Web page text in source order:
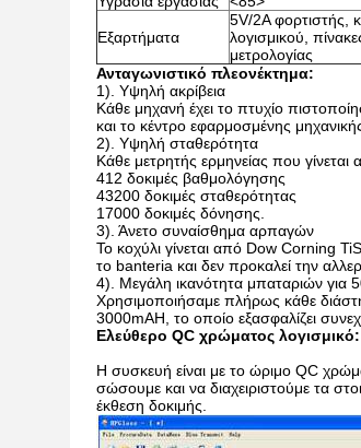
Εξαρτήματα
5V/2A φορτιστής,
λογισμικού,
μετρολογίας
Ανταγωνιστικό πλεονέκτημα:
1). Υψηλή ακρίβεια
Κάθε μηχανή έχει το πτυχίο
και το κέντρο εφαρμοσμένης
2). Υψηλή σταθερότητα
Κάθε μετρητής ερμηνείας που
412 δοκιμές βαθμολόγησης
43200 δοκιμές σταθερότητας
17000 δοκιμές δόνησης.
3). Άνετο συναίσθημα αρπαγών
Το κοχύλι γίνεται από Dow Corning
το banteria και δεν προκαλεί την
4). Μεγάλη ικανότητα μπαταριών για
Χρησιμοποιήσαμε πλήρως κάθε
3000mAH, το οποίο εξασφαλίζει
Ελεύθερο QC χρώματος λογισμικό:
Η συσκευή είναι με το ώριμο QC
σώσουμε και να διαχειριστούμε τα
έκθεση δοκιμής.